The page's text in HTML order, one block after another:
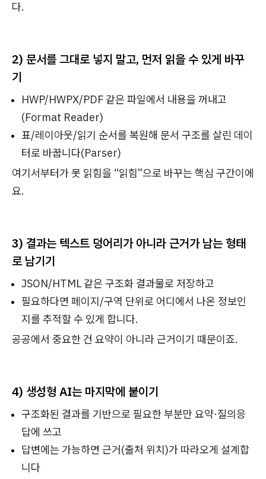
다.
2) 문서를 그대로 넣지 말고, 먼저 읽을 수 있게 바꾸
기
HWP/HWPX/PDF 같은 파일에서 내용을 꺼내고
(Format Reader)
표/레이아웃/읽기 순서를 복원해 문서 구조를 살린 데이
터로 바꿉니다(Parser)
여기서부터가 못 읽힘을 “읽힘”으로 바꾸는 핵심 구간이에
요.
3) 결과는 텍스트 덩어리가 아니라 근거가 남는 형태
로 남기기
JSON/HTML 같은 구조화 결과물로 저장하고
필요하다면 페이지/구역 단위로 어디에서 나온 정보인
지를 추적할 수 있게 합니다.
공공에서 중요한 건 요약이 아니라 근거이기 때문이죠.
4) 생성형 AI는 마지막에 붙이기
구조화된 결과를 기반으로 필요한 부분만 요약·질의응
답에 쓰고
답변에는 가능하면 근거(출처 위치)가 따라오게 설계합
니다